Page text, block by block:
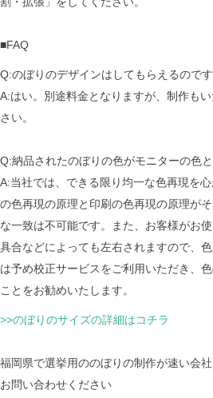
■FAQ
Q:のぼりのデザインはしてもらえるので
A:はい。別途料金となりますが、制作も
さい。
Q:納品されたのぼりの色がモニターの色
A:当社では、できる限り均一な色再現を
の色再現の原理と印刷の色再現の原理が
な一致は不可能です。また、お客様がお
具合などによっても左右されますので、
は予め校正サービスをご利用いただき、
ことをお勧めいたします。
>>のぼりのサイズの詳細はコチラ
福岡県で選挙用ののぼりの制作が速い会
お問い合わせください